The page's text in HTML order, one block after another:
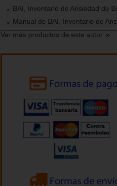
BAI, Inventario de Ansiedad de
Manual de BAI, Inventario de
Ver más productos de este autor